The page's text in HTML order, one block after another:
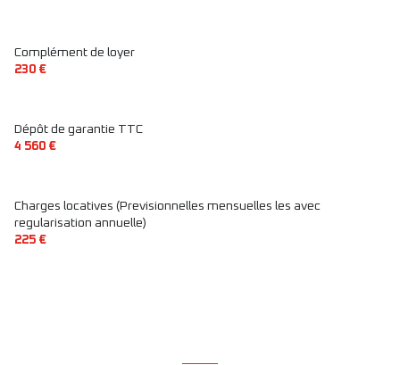
quartier Bourse, Grands Boulevard
Complément de loyer
230 €
Dépôt de garantie TTC
4 560 €
Charges locatives (Previsionnelles mensuelles les avec
regularisation annuelle)
225 €